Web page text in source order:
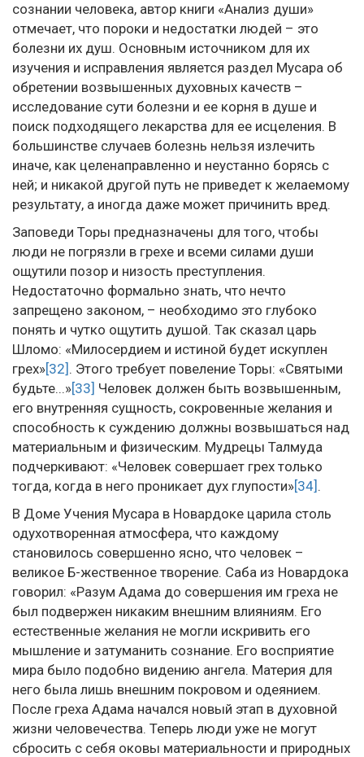
сознании человека, автор книги «Анализ души»
отмечает, что пороки и недостатки людей – это
болезни их душ. Основным источником для их
изучения и исправления является раздел Мусара об
обретении возвышенных духовных качеств –
исследование сути болезни и ее корня в душе и
поиск подходящего лекарства для ее исцеления. В
большинстве случаев болезнь нельзя излечить
иначе, как целенаправленно и неустанно борясь с
ней; и никакой другой путь не приведет к желаемому
результату, а иногда даже может причинить вред.
Заповеди Торы предназначены для того, чтобы
люди не погрязли в грехе и всеми силами души
ощутили позор и низость преступления.
Недостаточно формально знать, что нечто
запрещено законом, – необходимо это глубоко
понять и чутко ощутить душой. Так сказал царь
Шломо: «Милосердием и истиной будет искуплен
грех»[32] . Этого требует повеление Торы: «Святыми
будьте...»[33] Человек должен быть возвышенным,
его внутренняя сущность, сокровенные желания и
способность к суждению должны возвышаться над
материальным и физическим. Мудрецы Талмуда
подчеркивают: «Человек совершает грех только
тогда, когда в него проникает дух глупости»[34] .
В Доме Учения Мусара в Новардоке царила столь
одухотворенная атмосфера, что каждому
становилось совершенно ясно, что человек –
великое Б-жественное творение. Саба из Новардока
говорил: «Разум Адама до совершения им греха не
был подвержен никаким внешним влияниям. Его
естественные желания не могли искривить его
мышление и затуманить сознание. Его восприятие
мира было подобно видению ангела. Материя для
него была лишь внешним покровом и одеянием.
После греха Адама начался новый этап в духовной
жизни человечества. Теперь люди уже не могут
сбросить с себя оковы материальности и природных